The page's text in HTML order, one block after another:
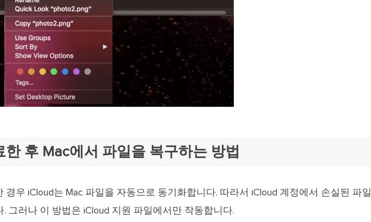
후 Mac에서 파일을 복구하는 방법
경우 iCloud는 Mac 파일을 자동으로 동기화합니다. 따라서 iCloud 계정에서 손실된 파일
그러나 이 방법은 iCloud 지원 파일에서만 작동합니다.